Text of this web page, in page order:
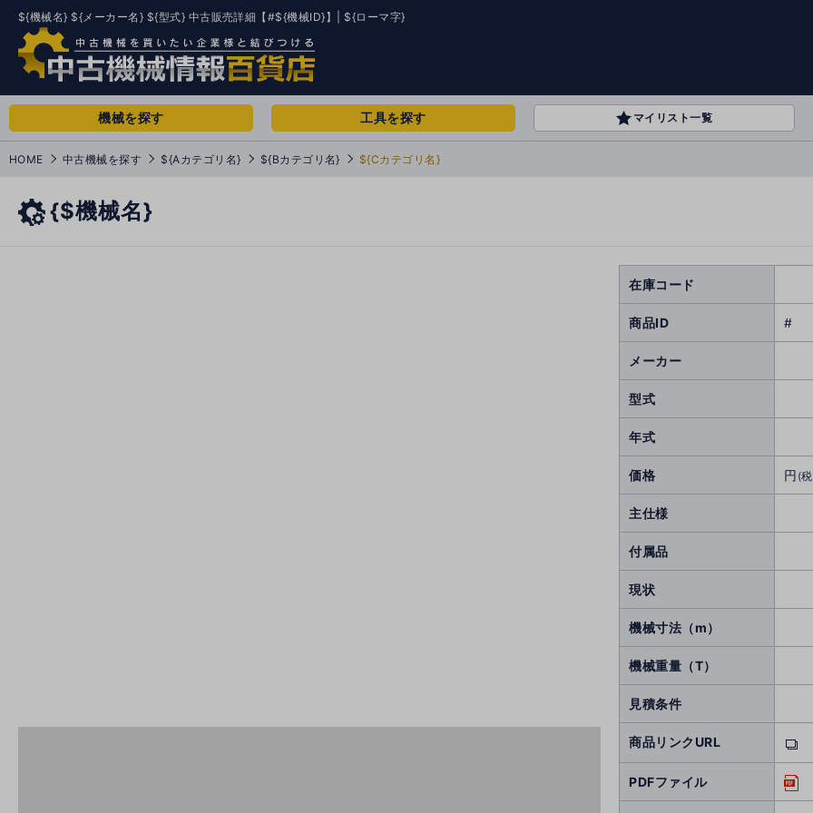
${機械名} ${メーカー名} ${型式} 中古販売詳細【#${機械ID}】| ${ローマ字}
機械を探す 工具を探す マイリスト一覧
HOME 中古機械を探す ${Aカテゴリ名} ${Bカテゴリ名} ${Cカテゴリ名}
{$機械名}
在庫コード
商品ID #
メーカー
型式
年式
価格 円 (
主仕様
付属品
現状
機械寸法（m）
機械重量（T）
見積条件
商品リンクURL
PDFファイル